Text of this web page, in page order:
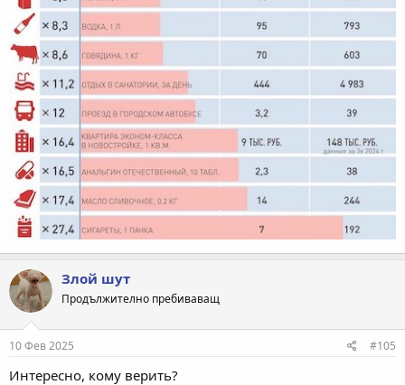
Злой шут
Продължително пребиваващ
10 Фев 2025 #105
Интересно, кому верить?